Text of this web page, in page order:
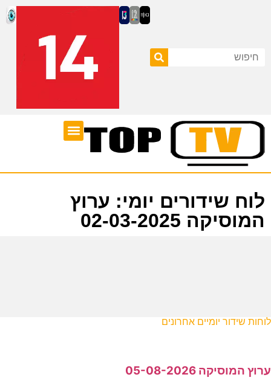
לוח שידורים יומי: ערוץ
המוסיקה 02-03-2025
לוחות שידור יומיים אחרונים
ערוץ המוסיקה 05-08-2026